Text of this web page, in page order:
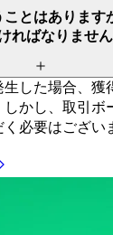
ことはあります
ればなりませ
生した場合、 獲
しかし、 取引ボ
必要はござい